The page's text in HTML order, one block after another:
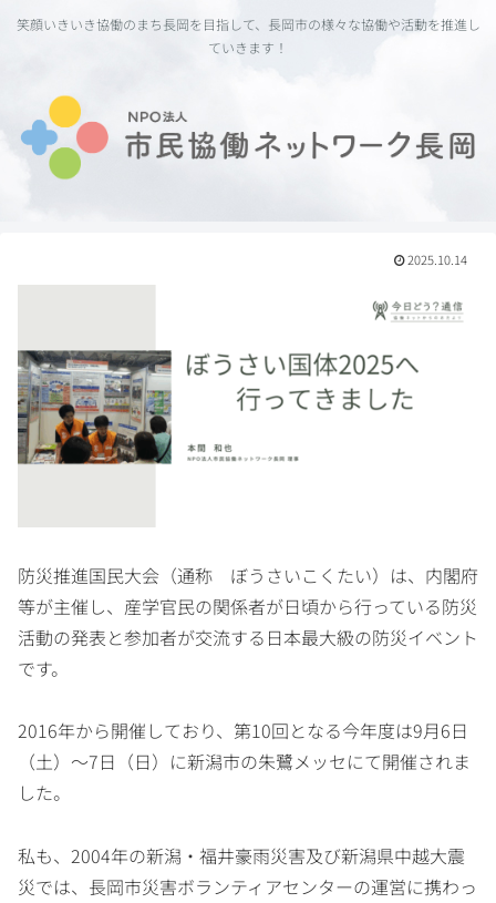
笑顔いきいき協働のまち長岡を目指して、長岡市の様々な協働や活動を推進し
ていきます！
2025.10.14
防災推進国民大会（通称 ぼうさいこくたい）は、内閣府
等が主催し、産学官民の関係者が日頃から行っている防災
活動の発表と参加者が交流する日本最大級の防災イベント
です。
2016年から開催しており、第10回となる今年度は9月6日
（土）～7日（日）に新潟市の朱鷺メッセにて開催されま
した。
私も、2004年の新潟・福井豪雨災害及び新潟県中越大震
災では、長岡市災害ボランティアセンターの運営に携わっ